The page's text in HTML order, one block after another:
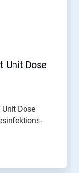
Unit Dose
Unit Dose